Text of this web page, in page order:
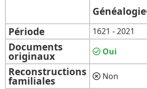
Période
1621 - 2021
Documents
originaux Oui
Reconstructions
familiales Non